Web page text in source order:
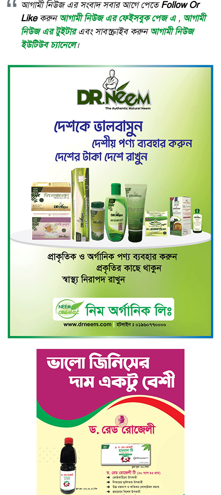
আগামী নিউজ এর সংবাদ সবার আগে পেতেFollow Or
Likeকরুনআগামী নিউজ এর ফেইসবুক পেজ এ , আগামী
নিউজ এর টুইটারএবং সাবস্ক্রাইব করুনআগামী নিউজ
ইউটিউব চ্যানেলে।